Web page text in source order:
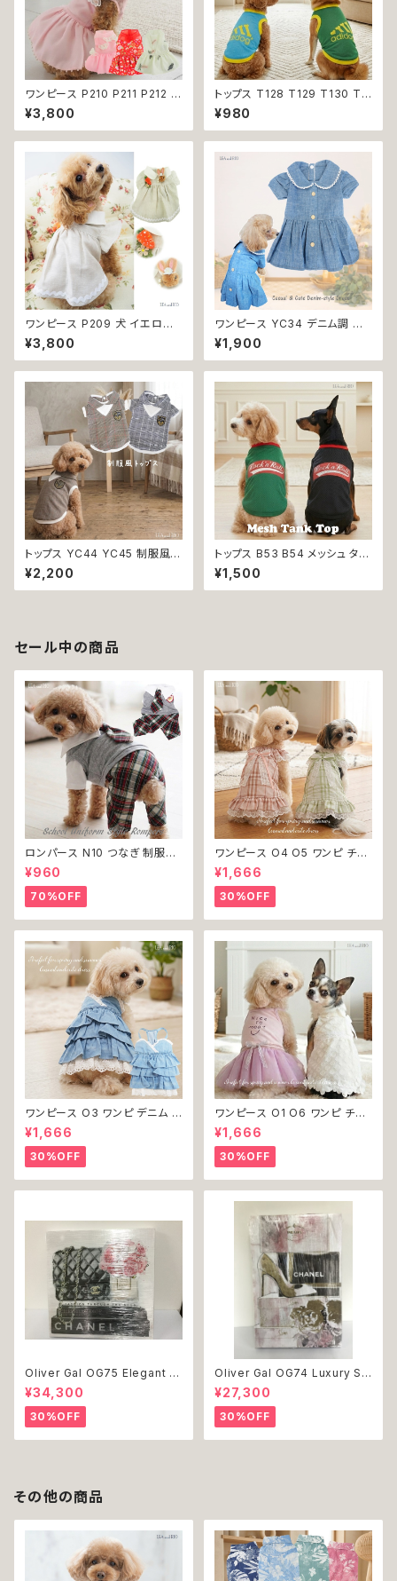
ワンピース P210 P211 P212 犬
イエロー ピンク ホワイト レッド
レモン 蝶 フラワー 猫 ペット 服
犬服 犬の服 犬洋服 犬の洋服
洋服 dog ドッグウェア ドッグウ
エア 女の子 小型犬 おしゃれ か
わいい 可愛い 透け感 コットン
返品交換不可
¥3,800
トップス T128 T129 T130 T1
31 T132 Ｔシャツ 1-7号 小型
犬用 スポーティー カジュアル
メッシュ ノースリーブ ブルー グ
ッグウェア dog 犬 猫 ペット 服
犬服 猫服 犬の服 猫の服 オシャ
レ 小型犬 返品交換不可
¥980
ワンピース P209 犬 イエロー
ナチュラル 猫 ペット 服 犬服 犬
の服 犬洋服 犬の洋服 洋服 猫
服 猫の服 猫洋服 猫の洋服 do
の子 小型犬 おしゃれ かわいい
可愛い 透け感 コットン 返品交
換不可
¥3,800
ワンピース YC34 デニム調 紺
レース シンプル 女の子 春 夏
犬 犬服 小型 猫 服 洋服 ペット
dog ドッグウェア おしゃれ かわ
¥1,900
トップス YC44 YC45 制服風
グレー ブラウン コスチューム コ
スプレ 仮装 女の子 男の子 犬
犬服 小型 猫 服 洋服 ペット do
¥2,200
トップス B53 B54 メッシュ タン
ク スリーブレス ノースリーブ 犬
の服 春 夏 ドックウェア カジュ
アル スリーブレス グリーン ブラ
¥1,500
セール中の商品
ロンパース N10 つなぎ 制服風
チェック柄 グレー 灰色 コスチュ
ーム コスプレ ドッグウェア dog
犬 猫 ペット 服 犬服 洋服 オシ
ャレ かわいい 小型犬 返品交換
不可
¥960
70%OFF
ワンピース O4 O5 ワンピ チェ
ック プリーツ レース 女の子 犬
犬服 小型 猫 服 洋服 ペット do
g ドッグウェア おしゃれ かわい
い 返品交換不可
¥1,666
30%OFF
ワンピース O3 ワンピ デニム プ
リーツ レース 女の子 犬 犬服
小型 猫 服 洋服 ペット dog ド
ッグウェア おしゃれ かわいい 返
品交換不可
¥1,666
30%OFF
ワンピース O1 O6 ワンピ チュ
ール レース 花 フラワー 女の子
犬 犬服 小型 猫 服 洋服 ペット
dog ドッグウェア おしゃれ かわ
いい 返品交換不可
¥1,666
30%OFF
Oliver Gal OG75 Elegant E
ssentials Paris 絵 アート イ
ンテリア お祝い 贈り物 プレゼ
ント 結婚 新築 開店 周年 バー
スデイ 誕生日 ご褒美
¥34,300
30%OFF
Oliver Gal OG74 Luxury St
acked Shoes Rose Giftbo
x 絵 アート インテリア お祝い
贈り物 プレゼント 結婚 新築 開
店 周年 バースデイ 誕生日 ご褒
美
¥27,300
30%OFF
その他の商品